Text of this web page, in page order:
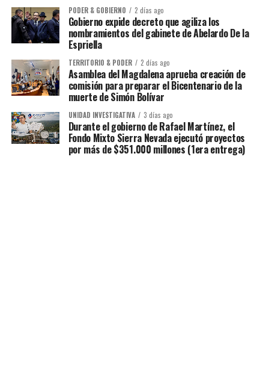
PODER & GOBIERNO 2 días ago
Gobierno expide decreto que agiliza los
nombramientos del gabinete de Abelardo De la
Espriella
TERRITORIO & PODER 2 días ago
Asamblea del Magdalena aprueba creación de
comisión para preparar el Bicentenario de la
muerte de Simón Bolívar
UNIDAD INVESTIGATIVA 3 días ago
Durante el gobierno de Rafael Martínez, el
Fondo Mixto Sierra Nevada ejecutó proyectos
por más de $351.000 millones (1era entrega)